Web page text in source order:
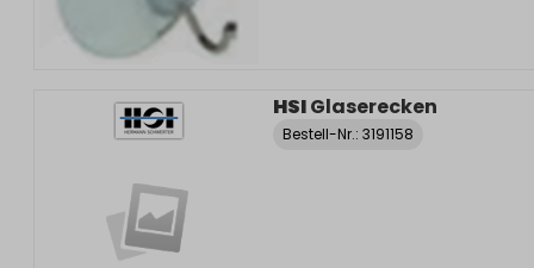
HSIGlaserecken
Bestell-Nr.: 3191158